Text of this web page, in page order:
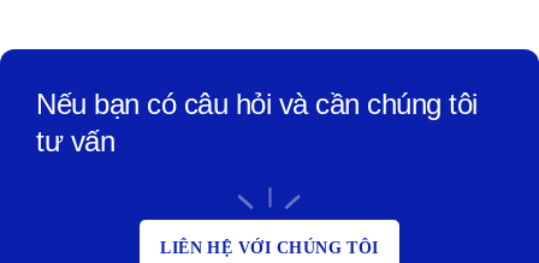
Nếu bạn có câu hỏi và cần chúng tôi
tư vấn
LIÊN HỆ VỚI CHÚNG TÔI